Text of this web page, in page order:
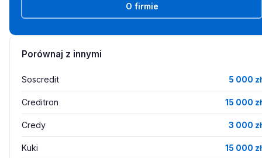
O firmie
Porównaj z innymi
Soscredit 5 000 zł
Creditron 15 000 zł
Credy 3 000 zł
Kuki 15 000 zł